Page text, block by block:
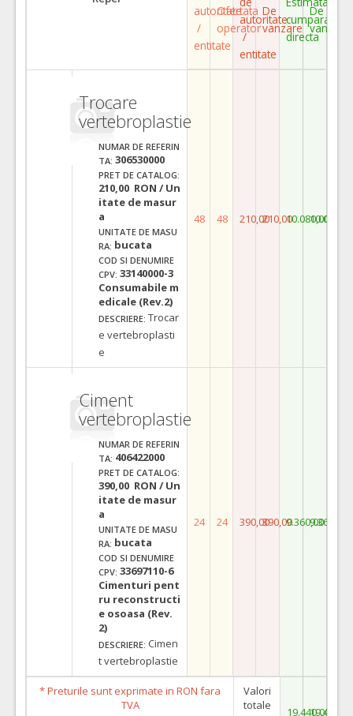
autoritate
/
entitate
Ofertata
operator
autoritate
/
entitate
De
vanzare
cumparare
directa
De
vanzare
Trocare
vertebroplastie
NUMAR DE REFERIN
TA: 306530000
PRET DE CATALOG:
210,00 RON / Un
itate de masur
a
UNITATE DE MASU
RA: bucata
COD SI DENUMIRE
CPV: 33140000-3
Consumabile m
edicale (Rev.2)
DESCRIERE: Trocar
e vertebroplasti
e
48 48 210,00210,0010.080,00
Ciment
vertebroplastie
NUMAR DE REFERIN
TA: 406422000
PRET DE CATALOG:
390,00 RON / Un
itate de masur
a
UNITATE DE MASU
RA: bucata
COD SI DENUMIRE
CPV: 33697110-6
Cimenturi pent
ru reconstructi
e osoasa (Rev.
2)
DESCRIERE: Cimen
t vertebroplastie
24 24 390,00390,009.360,009.360,00
* Preturile sunt exprimate in RON fara
TVA
Valori
totale
19.440,00